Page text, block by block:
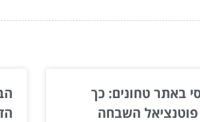
באתר טחונים: כך
פוטנציאל השבחה